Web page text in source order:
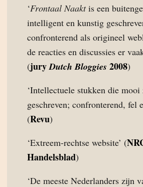
‘Frontaal Naaktis een
intelligent en kunstig
confronterend als origineel
de reacties en discussies er
(juryDutch Bloggies 2008)
‘Intellectuele stukken die
geschreven; confronterend, fel
(Revu)
‘Extreem-rechtse website’ (
Handelsblad)
‘De meeste Nederlanders zijn